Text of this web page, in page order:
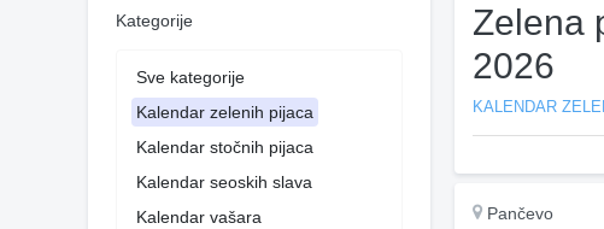
Kategorije
Sve kategorije
Kalendar zelenih pijaca
Kalendar stočnih pijaca
Kalendar seoskih slava
Kalendar vašara
Zelena
2026
KALENDAR
Pančevo